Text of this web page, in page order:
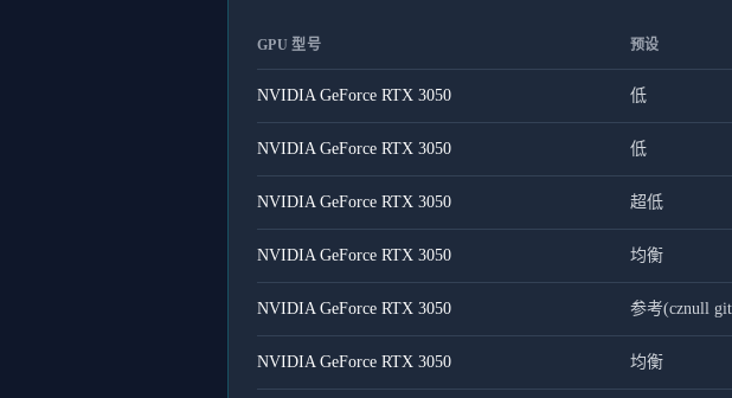
GPU 型号 预设
NVIDIA GeForce RTX 3050 低
NVIDIA GeForce RTX 3050 低
NVIDIA GeForce RTX 3050 超低
NVIDIA GeForce RTX 3050 均衡
NVIDIA GeForce RTX 3050 参考(cznull
NVIDIA GeForce RTX 3050 均衡